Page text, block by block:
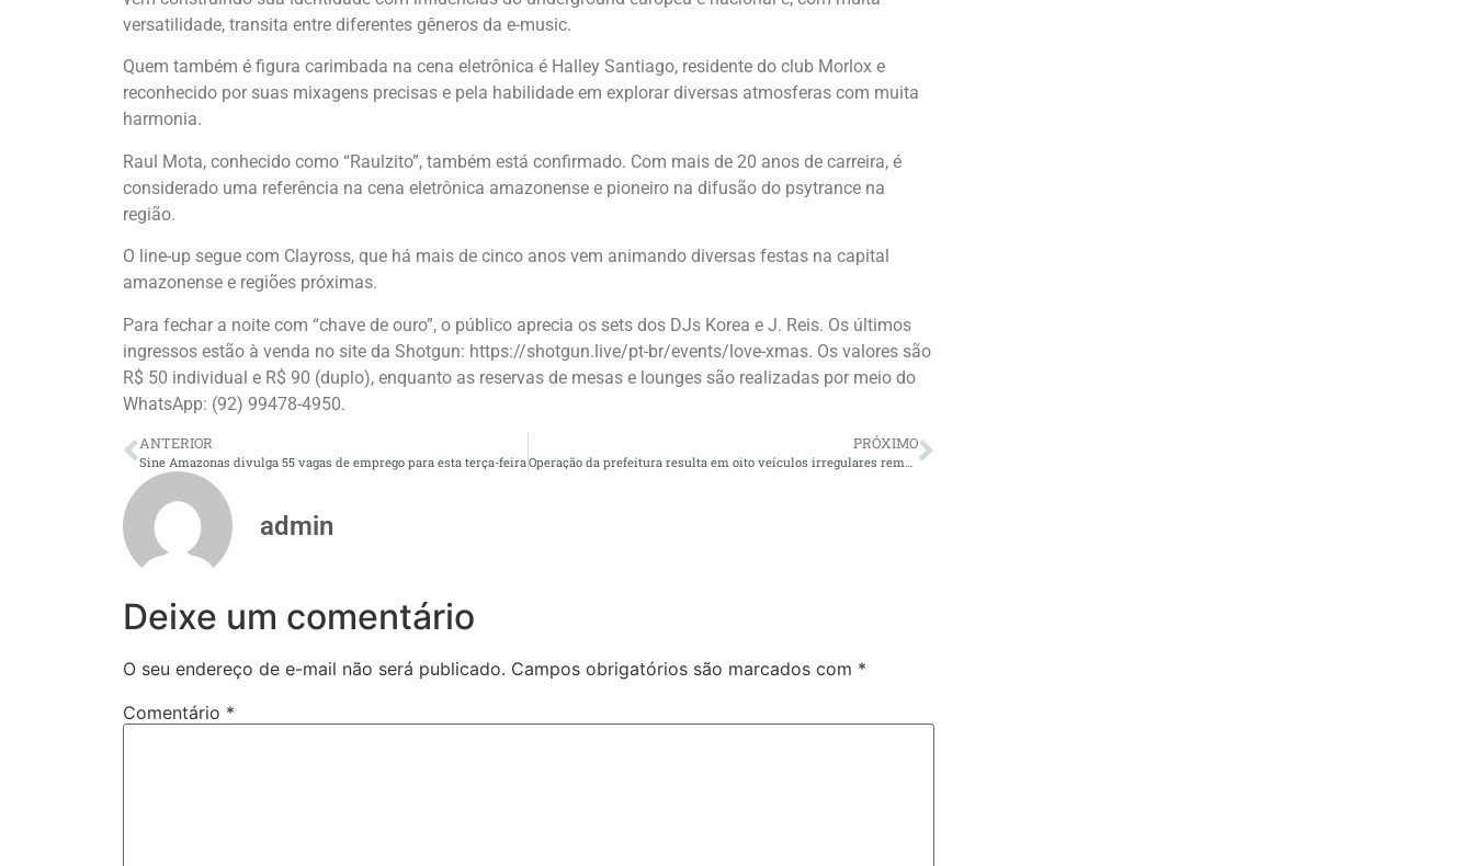
versatilidade, transita entre diferentes gêneros da e-music.
Quem também é figura carimbada na cena eletrônica é Halley Santiago, residente do club Morlox e
reconhecido por suas mixagens precisas e pela habilidade em explorar diversas atmosferas com muita
harmonia.
Raul Mota, conhecido como “Raulzito”, também está confirmado. Com mais de 20 anos de carreira, é
considerado uma referência na cena eletrônica amazonense e pioneiro na difusão do psytrance na
região.
O line-up segue com Clayross, que há mais de cinco anos vem animando diversas festas na capital
amazonense e regiões próximas.
Para fechar a noite com “chave de ouro”, o público aprecia os sets dos DJs Korea e J. Reis. Os últimos
ingressos estão à venda no site da Shotgun: https://shotgun.live/pt-br/events/love-xmas. Os valores são
R$ 50 individual e R$ 90 (duplo), enquanto as reservas de mesas e lounges são realizadas por meio do
WhatsApp: (92) 99478-4950.
ANTERIOR
Sine Amazonas divulga 55 vagas de emprego para esta terça-feira
PRÓXIMO
admin
Deixe um comentário
O seu endereço de e-mail não será publicado. Campos obrigatórios são marcados com *
Comentário *